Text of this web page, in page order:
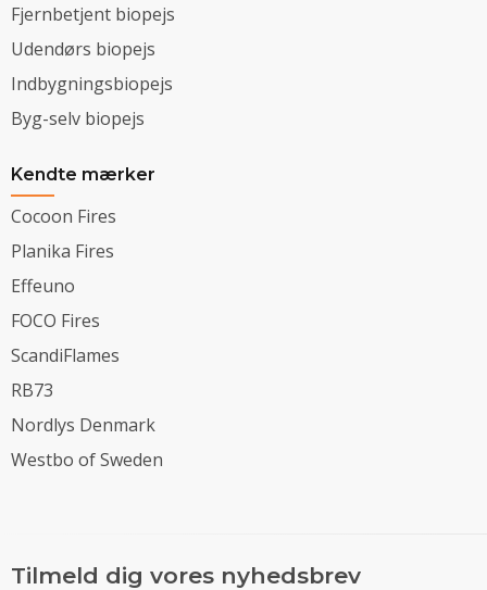
Fjernbetjent biopejs
Udendørs biopejs
Indbygningsbiopejs
Byg-selv biopejs
Kendte mærker
Cocoon Fires
Planika Fires
Effeuno
FOCO Fires
ScandiFlames
RB73
Nordlys Denmark
Westbo of Sweden
Tilmeld dig vores nyhedsbrev